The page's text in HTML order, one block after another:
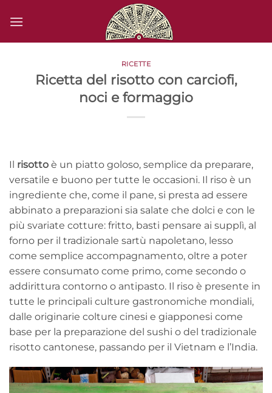
RICETTE
Ricetta del risotto con carciofi,
noci e formaggio
Il risotto è un piatto goloso, semplice da preparare,
versatile e buono per tutte le occasioni. Il riso è un
ingrediente che, come il pane, si presta ad essere
abbinato a preparazioni sia salate che dolci e con le
più svariate cotture: fritto, basti pensare ai supplì, al
forno per il tradizionale sartù napoletano, lesso
come semplice accompagnamento, oltre a poter
essere consumato come primo, come secondo o
addirittura contorno o antipasto. Il riso è presente in
tutte le principali culture gastronomiche mondiali,
dalle originarie colture cinesi e giapponesi come
base per la preparazione del sushi o del tradizionale
risotto cantonese, passando per il Vietnam e l’India.